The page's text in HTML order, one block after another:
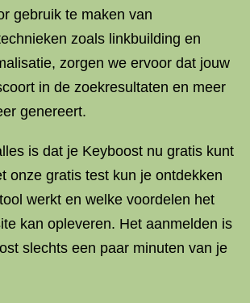
gebruik te maken van
zoals linkbuilding en
zorgen we ervoor dat jouw
in de zoekresultaten en meer
genereert.
is dat je Keyboost nu gratis kunt
onze gratis test kun je ontdekken
werkt en welke voordelen het
kan opleveren. Het aanmelden is
slechts een paar minuten van je